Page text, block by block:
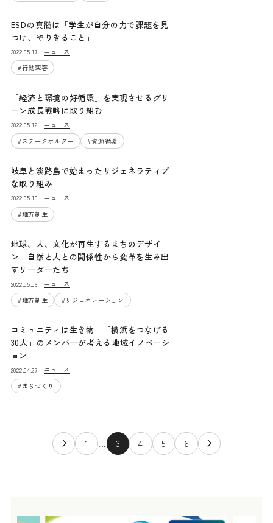
ESDの真髄は「学生が自分の力で課題を見
つけ、やりきること」
2022.05.17
ニュース
#行動変容
「経済と環境の好循環」を実現させるグリ
ーン成長戦略に取り組む
2022.05.12
ニュース
#ステークホルダー #資源循環
岐阜と淡路島で始まったリジェネラティブ
な取り組み
2022.05.10
ニュース
#地方創生
地球、人、文化が再生するまちのデザイ
ン 自然と人との関係性から変革を生み出
すリーダーたち
2022.05.06
ニュース
#地方創生 # リジェネレーション
コミュニティは生き物 「横浜をつなげる
30人」のメンバーが考える地域イノベーシ
ョン
2022.04.27
ニュース
# まちづくり
1 ... 3 4 5 6